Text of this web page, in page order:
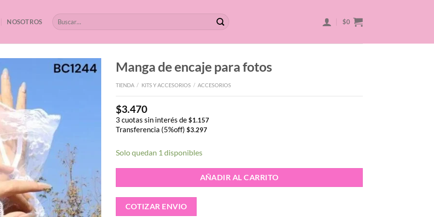
NOSOTROS
Buscar
por:
$0
Manga de encaje para fotos
TIENDA / KITS Y ACCESORIOS / ACCESORIOS
$3.470
3 cuotas sin interés de$1.157
Transferencia (5%off) $3.297
Solo quedan 1 disponibles
AÑADIR AL CARRITO
COTIZAR ENVIO